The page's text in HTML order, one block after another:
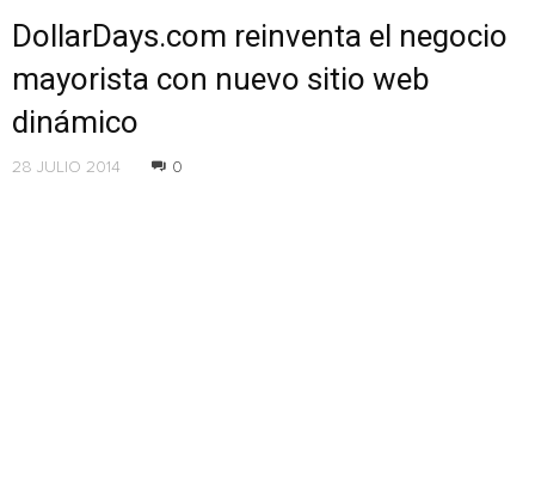
DollarDays.com reinventa el negocio
mayorista con nuevo sitio web
dinámico
28 JULIO 2014 0